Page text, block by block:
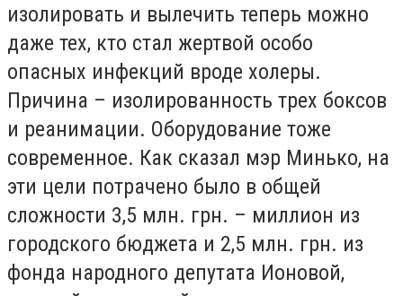
изолировать и вылечить теперь можно
даже тех, кто стал жертвой особо
опасных инфекций вроде холеры.
Причина – изолированность трех боксов
и реанимации. Оборудование тоже
современное. Как сказал мэр Минько, на
эти цели потрачено было в общей
сложности 3,5 млн. грн. – миллион из
городского бюджета и 2,5 млн. грн. из
фонда народного депутата Ионовой,